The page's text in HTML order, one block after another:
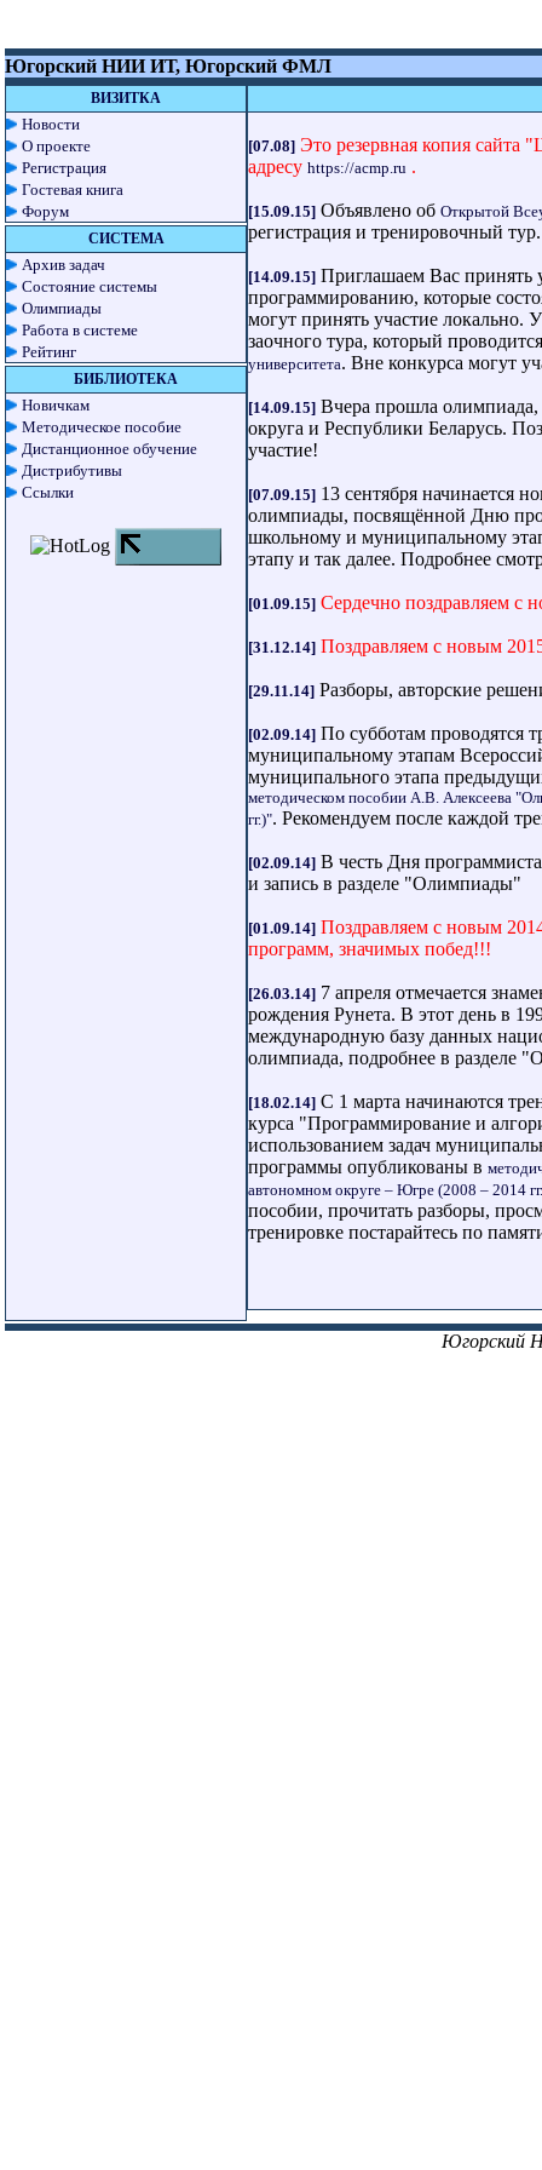
Югорский НИИ ИТ, Югорский ФМЛ
ВИЗИТКА
Новости
О проекте
Регистрация
Гостевая книга
Форум
СИСТЕМА
Архив задач
Состояние системы
Олимпиады
Работа в системе
Рейтинг
БИБЛИОТЕКА
Новичкам
Методическое пособие
Дистанционное обучение
Дистрибутивы
Ссылки
[07.08] Это резервная копия сайта
адресу https://acmp.ru .
[15.09.15] Объявлено об Открытой
регистрация и тренировочный тур.
[14.09.15] Приглашаем Вас принять
программированию, которые
могут принять участие локально.
заочного тура, который
университета. Вне конкурса могут
[14.09.15] Вчера прошла
округа и Республики Беларусь.
участие!
[07.09.15] 13 сентября начинается
олимпиады, посвящённой Дню
школьному и муниципальному
этапу и так далее. Подробнее
[01.09.15] Сердечно поздравляем с
[31.12.14] Поздравляем с новым
[29.11.14] Разборы, авторские
[02.09.14] По субботам проводятся
муниципальному этапам
муниципального этапа
методическом пособии А.В. Алексеева
гг.)". Рекомендуем после каждой
[02.09.14] В честь Дня
и запись в разделе "Олимпиады"
[01.09.14] Поздравляем с новым
программ, значимых побед!!!
[26.03.14] 7 апреля отмечается
рождения Рунета. В этот день в
международную базу данных
олимпиада, подробнее в разделе
[18.02.14] С 1 марта начинаются
курса "Программирование и
использованием задач
программы опубликованы в
автономном округе – Югре (2008 – 2014
пособии, прочитать разборы,
тренировке постарайтесь по
Югорский